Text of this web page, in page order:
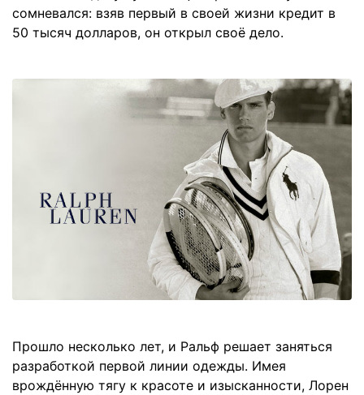
сомневался: взяв первый в своей жизни кредит в
50 тысяч долларов, он открыл своё дело.
Прошло несколько лет, и Ральф решает заняться
разработкой первой линии одежды. Имея
врождённую тягу к красоте и изысканности, Лорен